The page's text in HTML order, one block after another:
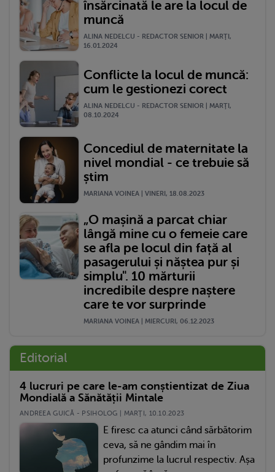
însărcinată le are la locul de
muncă
ALINA NEDELCU - REDACTOR SENIOR | MARŢI,
16.01.2024
Conflicte la locul de muncă:
cum le gestionezi corect
ALINA NEDELCU - REDACTOR SENIOR | MARŢI,
08.10.2024
Concediul de maternitate la
nivel mondial - ce trebuie să
știm
MARIANA VOINEA | VINERI, 18.08.2023
„O mașină a parcat chiar
lângă mine cu o femeie care
se afla pe locul din față al
pasagerului și năștea pur și
simplu". 10 mărturii
incredibile despre naștere
care te vor surprinde
MARIANA VOINEA | MIERCURI, 06.12.2023
Editorial
4 lucruri pe care le-am conștientizat de Ziua
Mondială a Sănătății Mintale
ANDREEA GUICĂ - PSIHOLOG | MARŢI, 10.10.2023
E firesc ca atunci când sărbătorim
ceva, să ne gândim mai în
profunzime la lucrul respectiv. Așa